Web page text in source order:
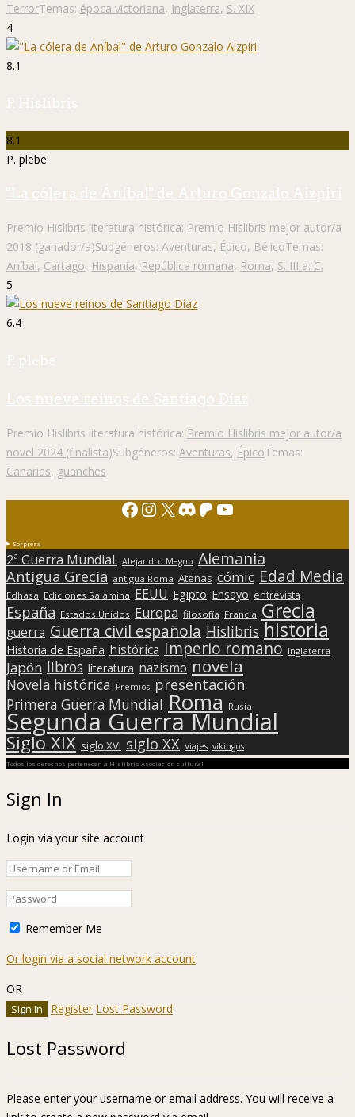
TerrorTemas: época victoriana, Inglaterra, S. XIX
4
8.1
P. Hislibris
8.1
P. plebe
"La cólera de Aníbal" de Arturo Gonzalo Aizpiri
Premio Hislibris literatura histórica: Premio Hislibris mejor autor/a
2018 (ganador/a)Subgéneros: Aventuras, Épico, BélicoTemas:
Aníbal, Cartago, Hispania, República romana, Roma, S. III a. C.
5
6.4
P. plebe
Los nueve reinos de Santiago Díaz
Premio Hislibris literatura histórica: Premio Hislibris mejor autor/a
novel 2024 (finalista)Subgéneros: Aventuras, ÉpicoTemas:
Canarias, guanches
Facebook
Instagram
X Discord
Patreon
YouTube
Sorpresa
2ª Guerra Mundial. Alejandro Magno Alemania
Antigua Grecia antigua Roma Atenas cómic Edad Media
Edhasa Ediciones Salamina EEUU Egipto Ensayo entrevista
España Estados Unidos Europa filosofía Francia Grecia
guerra Guerra civil española Hislibris historia
Historia de España histórica Imperio romano Inglaterra
Japón libros literatura nazismo novela
Novela histórica Premios presentación
Primera Guerra Mundial Roma Rusia
Segunda Guerra Mundial
Siglo XIX siglo XVI siglo XX Viajes vikingos
Todos los derechos pertenecen a Hislibris Asociación cultural
Sign In
Login via your site account
Remember Me
Or login via a social network account
OR
Register Lost Password
Lost Password
Please enter your username or email address. You will receive a